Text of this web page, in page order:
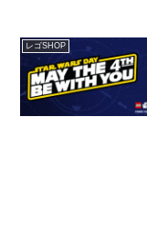
レゴSHOP